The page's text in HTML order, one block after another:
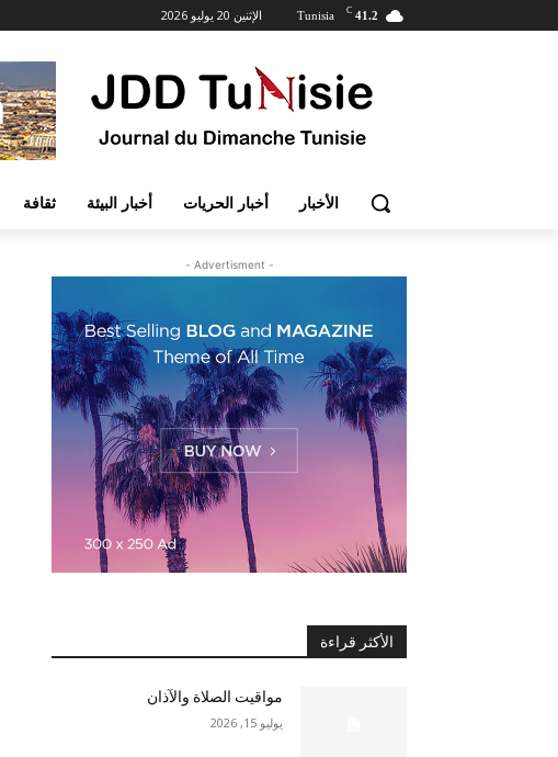
41.2
C
Tunisia الإثنين 20 يوليو 2026
الأخبار أخبار الحريات أخبار البيئة ثقافة
- Advertisment -
الأكثر قراءة
مواقيت الصلاة والآذان
يوليو 15, 2026